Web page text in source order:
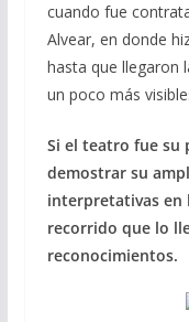
cuando fue
Alvear, en donde
hasta que llegaron
un poco más
Si el teatro fue su
demostrar su
interpretativas en
recorrido que lo
reconocimientos.